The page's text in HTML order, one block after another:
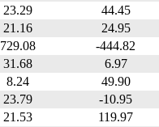
23.29 44.45
21.16 24.95
729.08 -444.82
31.68 6.97
8.24 49.90
23.79 -10.95
21.53 119.97